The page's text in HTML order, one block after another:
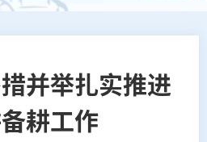
并举扎实推进
耕工作